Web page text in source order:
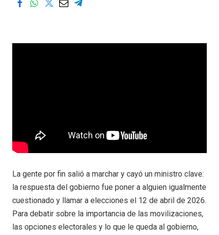
La gente por fin salió a marchar y cayó un ministro clave:
la respuesta del gobierno fue poner a alguien igualmente
cuestionado y llamar a elecciones el 12 de abril de 2026.
Para debatir sobre la importancia de las movilizaciones,
las opciones electorales y lo que le queda al gobierno,